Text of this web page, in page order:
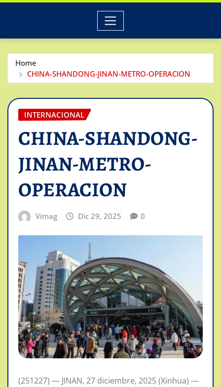
Home
CHINA-SHANDONG-JINAN-METRO-OPERACION
INTERNACIONAL
CHINA-SHANDONG-
JINAN-METRO-
OPERACION
Vimag Dic 29, 2025 0
(251227) — JINAN, 27 diciembre, 2025 (Xinhua) —